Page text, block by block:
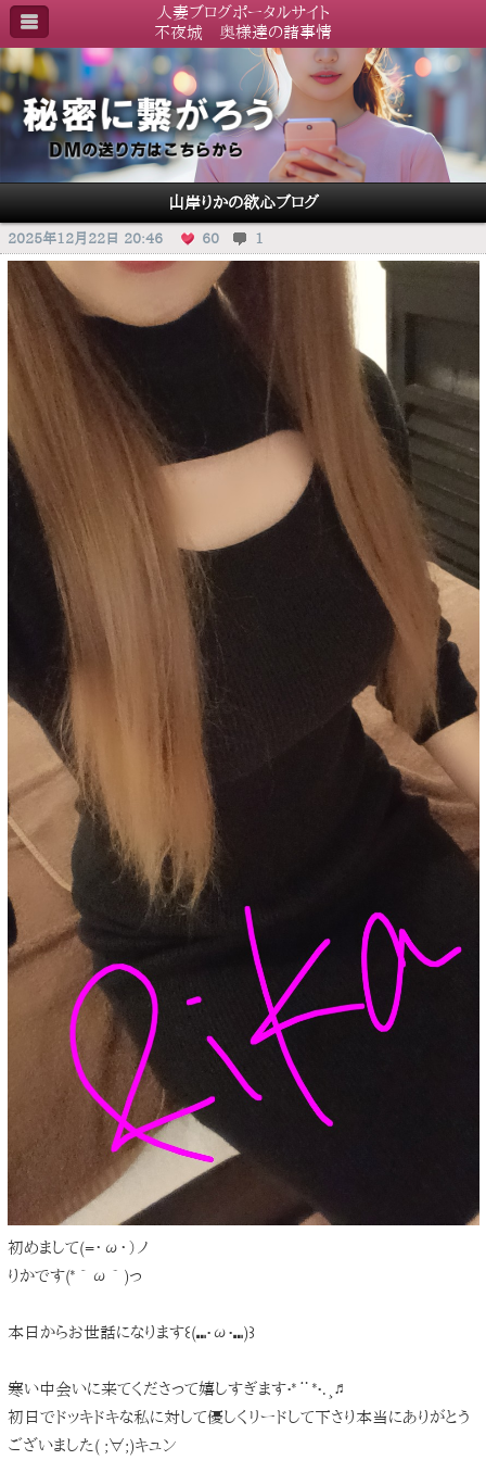
人妻ブログポータルサイト
不夜城 奥様達の諸事情
山岸りかの欲心ブログ
2025年12月22日 20:46 60 1
初めまして(=・ω・）ノ
りかです(*´ω｀)っ
本日からお世話になります꒰(⑉•ω•⑉)꒱
寒い中会いに来てくださって嬉しすぎます•*¨*•.¸♬︎
初日でドッキドキな私に対して優しくリードして下さり本当にありがとう
ございました( ;∀;)キュン